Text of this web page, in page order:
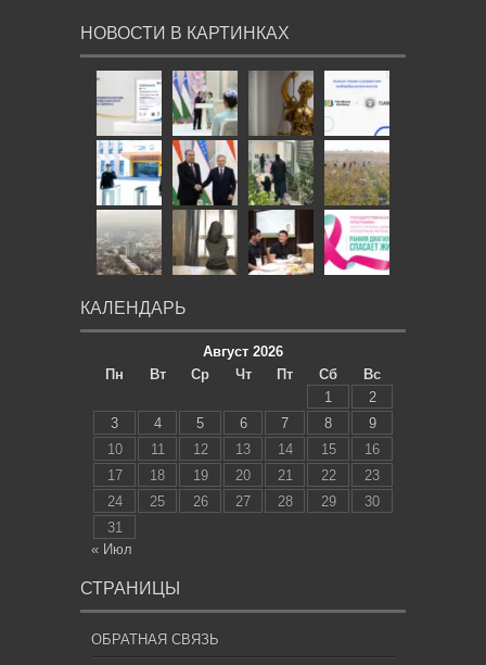
НОВОСТИ В КАРТИНКАХ
КАЛЕНДАРЬ
Август 2026
Пн
Вт Ср Чт Пт Сб
Вс
1
2
3
4 5 6 7 8
9
10
11 12 13 14 15
16
17
18 19 20 21 22
23
24
25 26 27 28 29
30
31
« Июл
СТРАНИЦЫ
ОБРАТНАЯ СВЯЗЬ